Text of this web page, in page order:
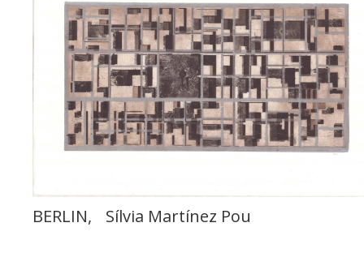
BERLIN, Sílvia Martínez Pou